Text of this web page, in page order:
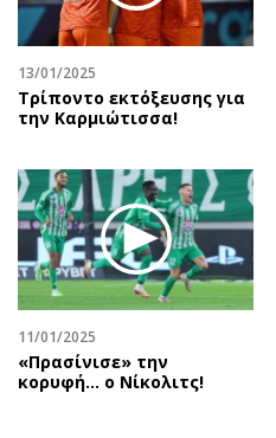
Αγορές
Money Review
AstroBank Properties
Trends
Ναυτιλία
Περιβάλλον
Ελλάδα
Κόσμος
Πολιτισμός
Σινεμά
13/01/2025
Τρίποντο εκτόξευσης για
την Καρμιώτισσα!
11/01/2025
«Πρασίνισε» την
κορυφή… ο Νίκολιτς!